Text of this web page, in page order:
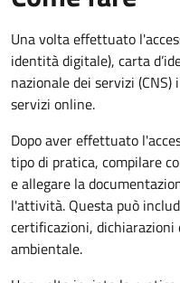
Una volta effettuato
identità digitale), carta
nazionale dei servizi
servizi online.
Dopo aver effettuato
tipo di pratica, compilare
e allegare la
l'attività. Questa può
certificazioni,
ambientale.